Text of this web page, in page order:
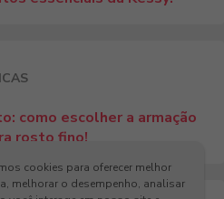
como escolher a armação
rosto fino!
cookies para oferecer melhor
melhorar o desempenho, analisar